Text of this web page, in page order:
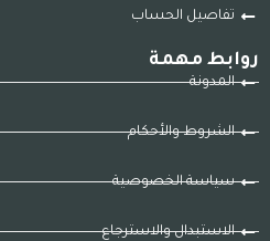
تفاصيل الحساب
روابط مهمة
المدونة
الشروط والأحكام
سياسة الخصوصية
الاستبدال والاسترجاع